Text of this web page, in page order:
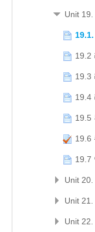
Unit
19.1.
19.2
19.3
19.4
19.5
19.6
19.7
Unit
Unit
Unit 22.